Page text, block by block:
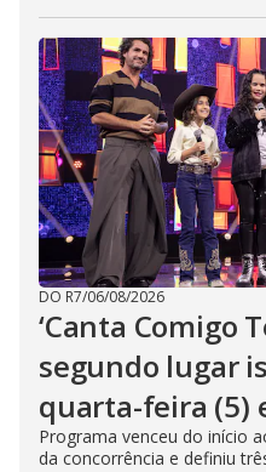
DO R7/06/08/2026
‘Canta Comigo
segundo lugar
quarta-feira (5)
Programa venceu do início
da concorrência e definiu